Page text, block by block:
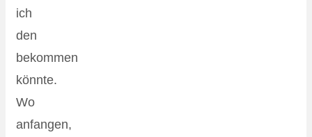
ich
den
bekommen
könnte.
Wo
anfangen,